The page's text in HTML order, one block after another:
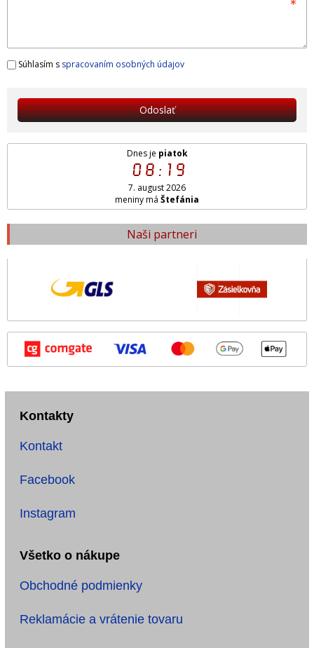
Súhlasím s spracovaním osobných údajov
Odoslať
Dnes je piatok
08:19
7. august 2026
meniny má Štefánia
Naši partneri
Kontakty
Kontakt
Facebook
Instagram
Všetko o nákupe
Obchodné podmienky
Reklamácie a vrátenie tovaru